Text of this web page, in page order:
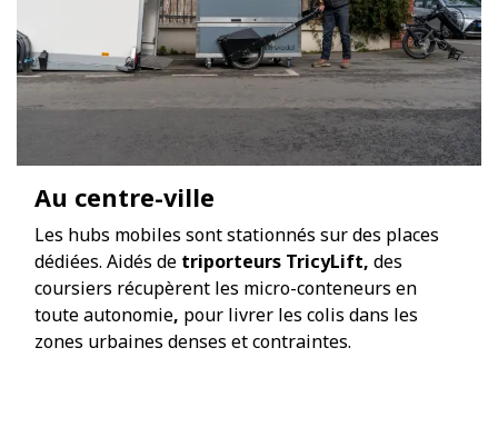
Au centre-ville
Les hubs mobiles sont stationnés sur des places
dédiées. Aidés de triporteurs TricyLift, des
coursiers récupèrent les micro-conteneurs en
toute autonomie, pour livrer les colis dans les
zones urbaines denses et contraintes.